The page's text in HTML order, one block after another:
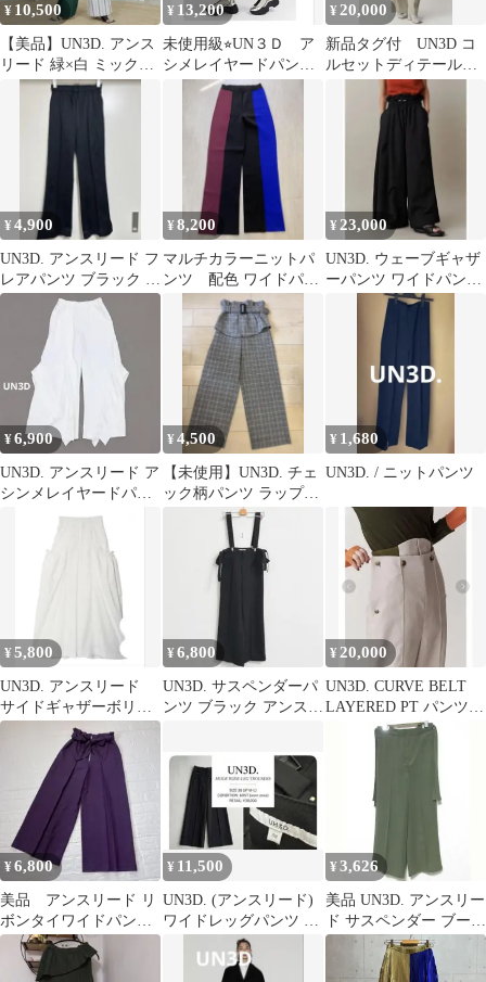
¥ 10,500
【美品】UN3D. アンス
リード 緑×白 ミックス
ストライプワイドパン
¥ 13,200
未使用級⭐︎UN３Ｄ ア
シメレイヤードパンツ
ベージュ 36
¥20,000
新品タグ付 UN3D コ
ルセットディテール
ワイド パンツ
¥4,900
UN3D. アンスリード フ
レアパンツ ブラック 36
イージーパンツ 日本製
¥8,200
マルチカラーニットパ
ンツ 配色 ワイドパン
ツ イージーパンツ ス
¥ 23,000
UN3D. ウェーブギャザ
ーパンツ ワイドパンツ
ゴムウエスト ブラッ
¥6,900
UN3D. アンスリード ア
シンメレイヤードパン
¥4,500
【未使用】UN3D. チェ
ック柄パンツ ラップス
カート付き 36
¥ 1,680
UN3D. / ニットパンツ
¥5,800
UN3D. アンスリード
サイドギャザーボリュ
ームパンツ
¥6,800
UN3D. サスペンダーパ
ンツ ブラック アンスリ
¥ 20,000
UN3D. CURVE BELT
LAYERED PT パンツ
¥6,800
美品 アンスリード リ
ボンタイワイドパンツ
パープル
¥ 11,500
UN3D. (アンスリード)
ワイドレッグパンツ サ
¥3,626
美品 UN3D. アンスリー
ド サスペンダー ブーツ
カットパンツ 38 カーキ
レディース 古着 中古